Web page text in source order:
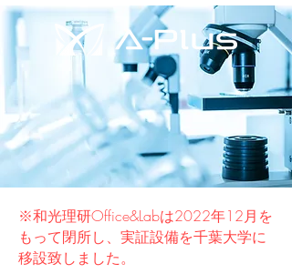
​※和光理研Office&Labは2022年12月を
もって閉所し、実証設備を千葉大学に
移設致しました。